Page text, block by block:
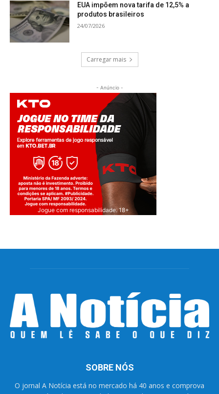
EUA impõem nova tarifa de 12,5% a
produtos brasileiros
24/07/2026
Carregar mais
- Anúncio -
Jogue com responsabilidade. 18+
SOBRE NÓS
O jornal A Notícia está no mercado há 40 anos e comprova